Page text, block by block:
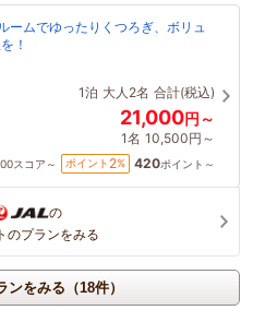
ームでゆったりくつろぎ、ボリュ
！
1泊 大人2名 合計(税込)
21,000円～
1名 10,500円～
スコア～ ポイント 2% 420ポイント～
の
のプランをみる
をみる（18件）